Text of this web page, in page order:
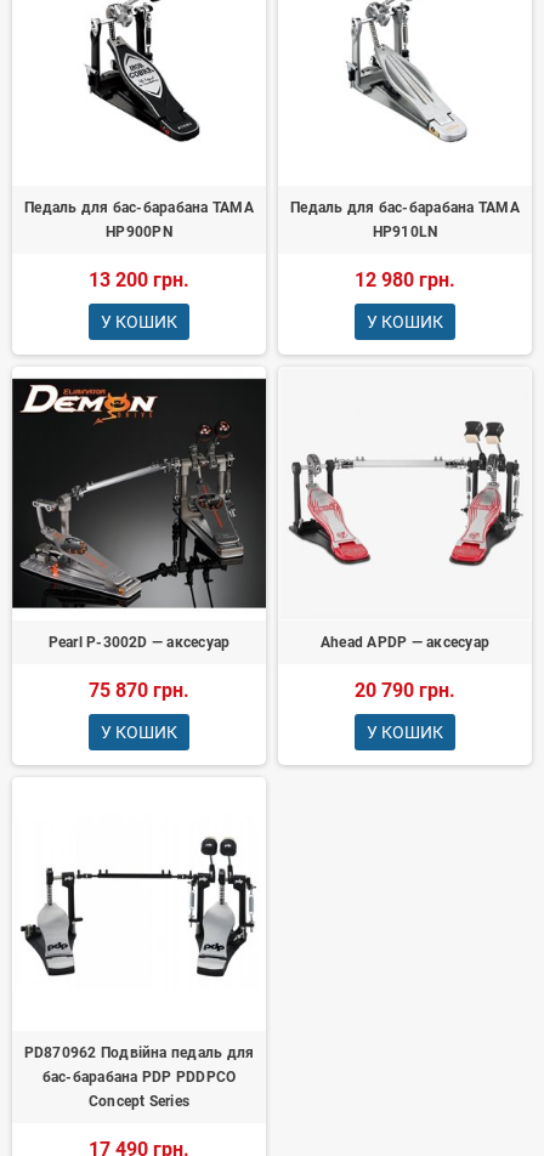
Педаль для бас-барабана TAMA
HP900PN
13 200 грн.
У КОШИК
Педаль для бас-барабана TAMA
HP910LN
12 980 грн.
У КОШИК
Pearl P-3002D — аксесуар
75 870 грн.
У КОШИК
Ahead APDP — аксесуар
20 790 грн.
У КОШИК
PD870962 Подвійна педаль для
бас-барабана PDP PDDPCO
Concept Series
17 490 грн.